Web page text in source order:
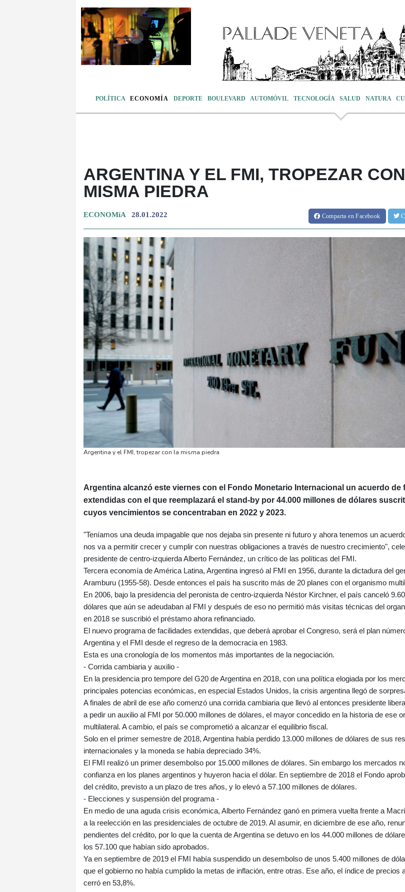
POLÍTICA ECONOMÍA DEPORTE BOULEVARD AUTOMÓVIL TECNOLOGÍA SALUD NATURA
ARGENTINA Y EL FMI, TROPEZAR
MISMA PIEDRA
ECONOMíA 28.01.2022 Compartaen Facebook
Argentina y el FMI, tropezar con la misma piedra
Argentina alcanzó este viernes con el Fondo Monetario Internacional un acuerdo de
extendidas con el que reemplazará el stand-by por 44.000 millones de dólares
cuyos vencimientos se concentraban en 2022 y 2023.
"Teníamos una deuda impagable que nos dejaba sin presente ni futuro y ahora tenemos un
nos va a permitir crecer y cumplir con nuestras obligaciones a través de nuestro crecimiento",
presidente de centro-izquierda Alberto Fernández, un crítico de las políticas del FMI.
Tercera economía de América Latina, Argentina ingresó al FMI en 1956, durante la dictadura del
Aramburu (1955-58). Desde entonces el país ha suscrito más de 20 planes con el organismo
En 2006, bajo la presidencia del peronista de centro-izquierda Néstor Kirchner, el país canceló
dólares que aún se adeudaban al FMI y después de eso no permitió más visitas técnicas del
en 2018 se suscribió el préstamo ahora refinanciado.
El nuevo programa de facilidades extendidas, que deberá aprobar el Congreso, será el plan
Argentina y el FMI desde el regreso de la democracia en 1983.
Esta es una cronología de los momentos más importantes de la negociación.
- Corrida cambiaria y auxilio -
En la presidencia pro tempore del G20 de Argentina en 2018, con una política elogiada por los
principales potencias económicas, en especial Estados Unidos, la crisis argentina llegó de
A finales de abril de ese año comenzó una corrida cambiaria que llevó al entonces presidente
a pedir un auxilio al FMI por 50.000 millones de dólares, el mayor concedido en la historia de ese
multilateral. A cambio, el país se comprometió a alcanzar el equilibrio fiscal.
Solo en el primer semestre de 2018, Argentina había perdido 13.000 millones de dólares de sus
internacionales y la moneda se había depreciado 34%.
El FMI realizó un primer desembolso por 15.000 millones de dólares. Sin embargo los mercados
confianza en los planes argentinos y huyeron hacia el dólar. En septiembre de 2018 el Fondo
del crédito, previsto a un plazo de tres años, y lo elevó a 57.100 millones de dólares.
- Elecciones y suspensión del programa -
En medio de una aguda crisis económica, Alberto Fernández ganó en primera vuelta frente a
a la reelección en las presidenciales de octubre de 2019. Al asumir, en diciembre de ese año,
pendientes del crédito, por lo que la cuenta de Argentina se detuvo en los 44.000 millones de
los 57.100 que habían sido aprobados.
Ya en septiembre de 2019 el FMI había suspendido un desembolso de unos 5.400 millones de
que el gobierno no había cumplido la metas de inflación, entre otras. Ese año, el índice de precios
cerró en 53,8%.